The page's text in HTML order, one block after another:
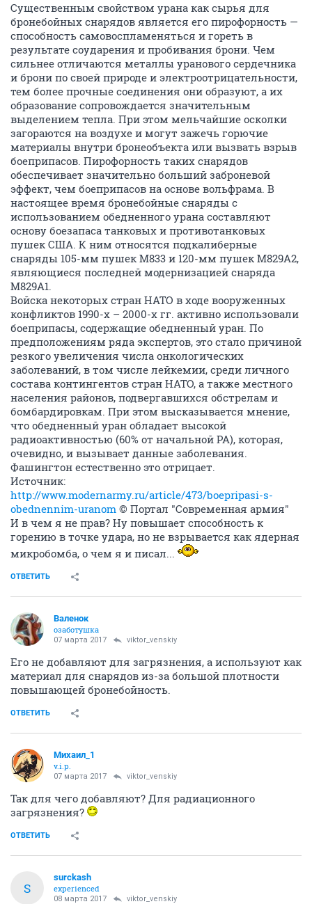
Существенным свойством урана как сырья для
бронебойных снарядов является его пирофорность —
способность самовоспламеняться и гореть в
результате соударения и пробивания брони. Чем
сильнее отличаются металлы уранового сердечника
и брони по своей природе и электроотрицательности,
тем более прочные соединения они образуют, а их
образование сопровождается значительным
выделением тепла. При этом мельчайшие осколки
загораются на воздухе и могут зажечь горючие
материалы внутри бронеобъекта или вызвать взрыв
боеприпасов. Пирофорность таких снарядов
обеспечивает значительно больший заброневой
эффект, чем боеприпасов на основе вольфрама. В
настоящее время бронебойные снаряды с
использованием обедненного урана составляют
основу боезапаса танковых и противотанковых
пушек США. К ним относятся подкалиберные
снаряды 105-мм пушек М833 и 120-мм пушек М829А2,
являющиеся последней модернизацией снаряда
М829А1.
Войска некоторых стран НАТО в ходе вооруженных
конфликтов 1990-х – 2000-х гг. активно использовали
боеприпасы, содержащие обедненный уран. По
предположениям ряда экспертов, это стало причиной
резкого увеличения числа онкологических
заболеваний, в том числе лейкемии, среди личного
состава контингентов стран НАТО, а также местного
населения районов, подвергавшихся обстрелам и
бомбардировкам. При этом высказывается мнение,
что обедненный уран обладает высокой
радиоактивностью (60% от начальной РА), которая,
очевидно, и вызывает данные заболевания.
Фашингтон естественно это отрицает.
Источник:
http://www.modernarmy.ru/article/473/boepripasi-s-
obednennim-uranom © Портал "Современная армия"
И в чем я не прав? Ну повышает способность к
горению в точке удара, но не взрывается как ядерная
микробомба, о чем я и писал...
ОТВЕТИТЬ
Валенок
озаботушка
07 марта 2017 viktor_venskiy
Его не добавляют для загрязнения, а используют как
материал для снарядов из-за большой плотности
повышающей бронебойность.
ОТВЕТИТЬ
Михаил_1
v.i.p.
07 марта 2017 viktor_venskiy
Так для чего добавляют? Для радиационного
загрязнения?
ОТВЕТИТЬ
S
surckash
experienced
08 марта 2017 viktor_venskiy